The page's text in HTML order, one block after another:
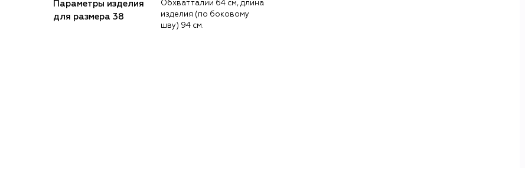
Параметры изделия
для размера 38
Обхват талии 64 см, длина
изделия (по боковому
шву) 94 см.